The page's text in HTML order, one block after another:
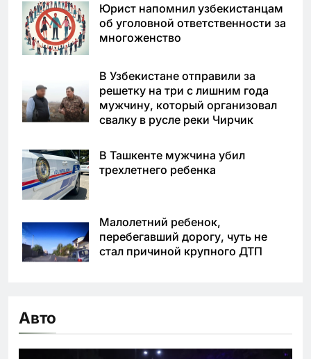
Юрист напомнил узбекистанцам
об уголовной ответственности за
многоженство
В Узбекистане отправили за
решетку на три с лишним года
мужчину, который организовал
свалку в русле реки Чирчик
В Ташкенте мужчина убил
трехлетнего ребенка
Малолетний ребенок,
перебегавший дорогу, чуть не
стал причиной крупного ДТП
Авто